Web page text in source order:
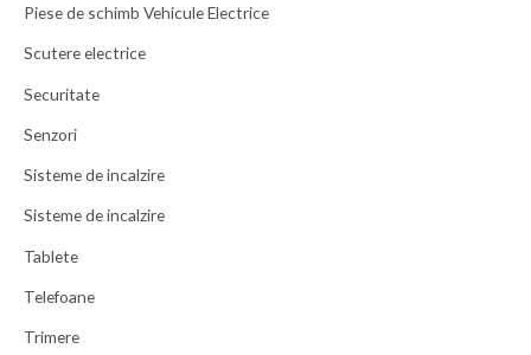
Piese de schimb Vehicule Electrice
Scutere electrice
Securitate
Senzori
Sisteme de incalzire
Sisteme de incalzire
Tablete
Telefoane
Trimere